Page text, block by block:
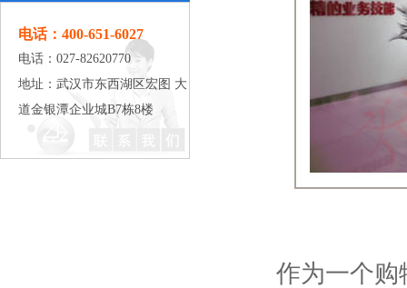
武汉东风本田汽车有限公司工
业清洁
电话：400-651-6027
电话：027-82620770
地址：武汉市东西湖区宏图 大
道金银潭企业城B7栋8楼
作为一个购物